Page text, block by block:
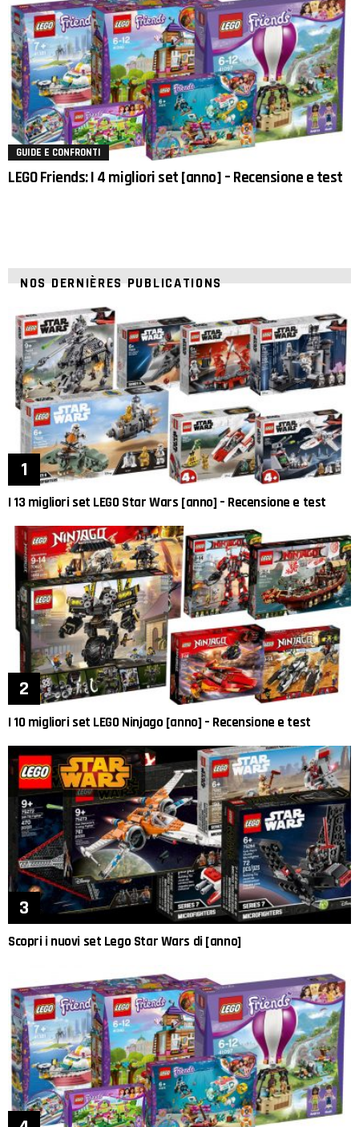
GUIDE E CONFRONTI
LEGO Friends: I 4 migliori set [anno] – Recensione e test
NOS DERNIÈRES PUBLICATIONS
I 13 migliori set LEGO Star Wars [anno] – Recensione e test
I 10 migliori set LEGO Ninjago [anno] – Recensione e test
Scopri i nuovi set Lego Star Wars di [anno]